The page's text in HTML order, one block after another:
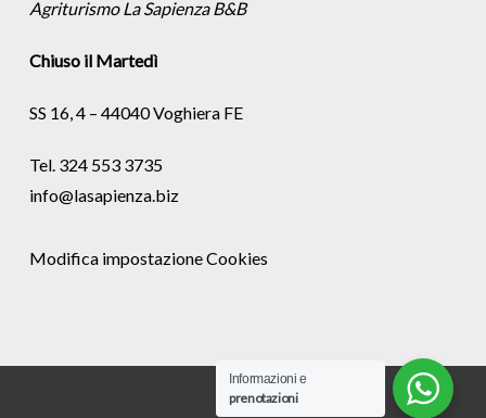
Agriturismo La Sapienza B&B
Chiuso il Martedì
SS 16, 4 – 44040 Voghiera FE
Tel. 324 553 3735
info@lasapienza.biz
Modifica impostazione Cookies
Informazioni e
prenotazioni